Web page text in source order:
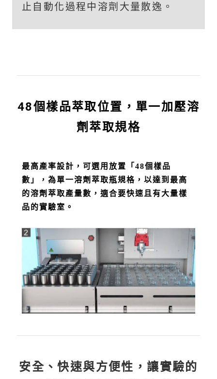
止自動化過程中溶劑大量散逸。
48個樣品萃取位置，單一加壓溶
劑萃取規格
最高產率設計，可選用放置「48個樣品
數」，為單一溶劑萃取瓶規格，以達到最高
的溶劑萃取產量數，適合要快速且有大量樣
品的實驗室。
安全、快速與方便性，讓實驗的